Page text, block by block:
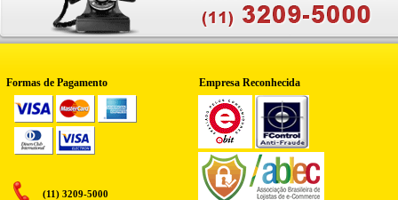
Formas de Pagamento Empresa Reconhecida
(11) 3209-5000